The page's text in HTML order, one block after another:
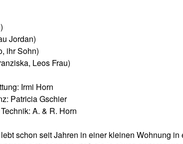
Jordan)
ihr Sohn)
Leos Frau)
Irmi Horn
Patricia Gschier
A. & R. Horn
schon seit Jahren in einer kleinen Wohnung